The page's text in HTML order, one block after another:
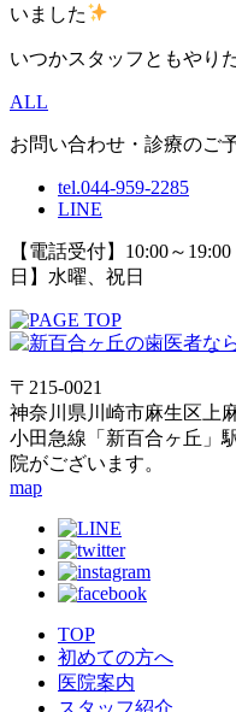
いました
いつかスタッフともやり
ALL
お問い合わせ・診療のご
tel.044-959-2285
LINE
【電話受付】10:00～
日】水曜、祝日
〒215-0021
神奈川県川崎市麻生区上
小田急線「新百合ヶ丘」
院がございます。
map
TOP
初めての方へ
医院案内
スタッフ紹介